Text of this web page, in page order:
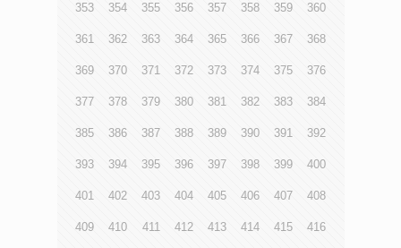
353 354 355 356 357 358 359 360
361 362 363 364 365 366 367 368
369 370 371 372 373 374 375 376
377 378 379 380 381 382 383 384
385 386 387 388 389 390 391 392
393 394 395 396 397 398 399 400
401 402 403 404 405 406 407 408
409 410 411 412 413 414 415 416